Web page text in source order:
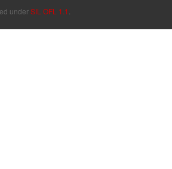
underSIL OFL 1.1